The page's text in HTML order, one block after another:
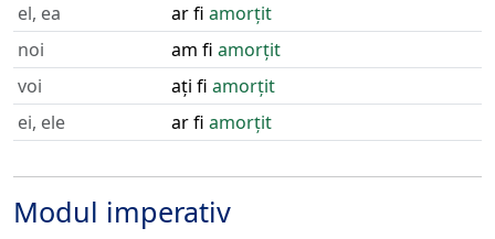
el, ea
ar fi amorțit
noi
am fi amorțit
voi
ați fi amorțit
ei, ele
ar fi amorțit
Modul imperativ